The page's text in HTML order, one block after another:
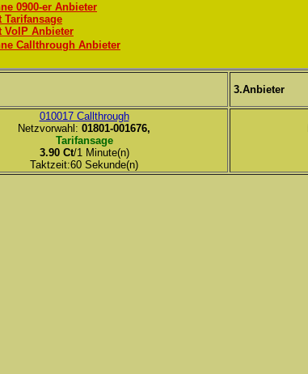
0900-er Anbieter
Tarifansage
VoIP Anbieter
Callthrough Anbieter
3.Anbieter
010017 Callthrough
Netzvorwahl: 01801-001676,
Tarifansage
3.90 Ct/1 Minute(n)
Taktzeit:60 Sekunde(n)